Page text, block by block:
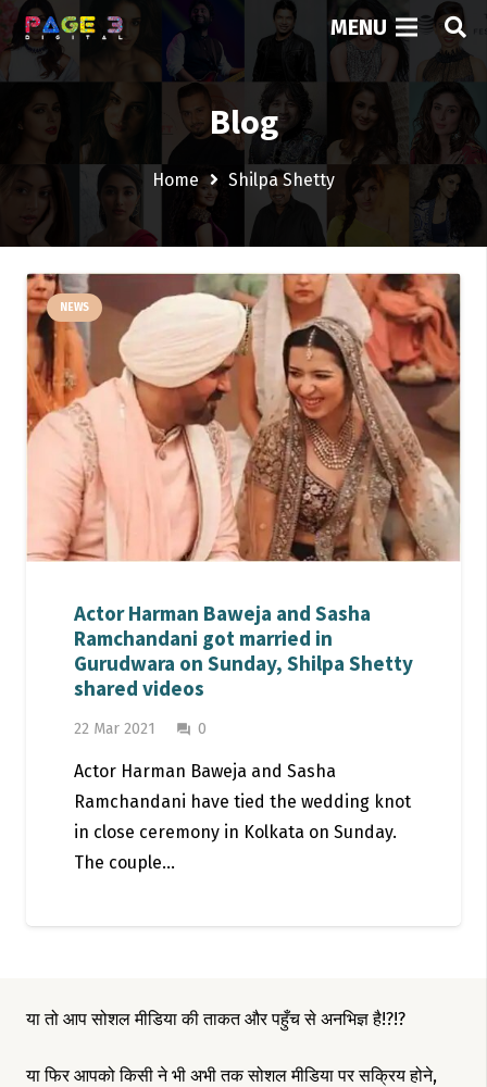
MENU
Blog
Home Shilpa Shetty
NEWS
Actor Harman Baweja and Sasha
Ramchandani got married in
Gurudwara on Sunday, Shilpa Shetty
shared videos
22 Mar 2021 question_answer 0
Actor Harman Baweja and Sasha
Ramchandani have tied the wedding knot
in close ceremony in Kolkata on Sunday.
The couple…
या तो आप सोशल मीडिया की ताकत और पहुँच से अनभिज्ञ है!?!?
या फिर आपको किसी ने भी अभी तक सोशल मीडिया पर सक्रिय होने,